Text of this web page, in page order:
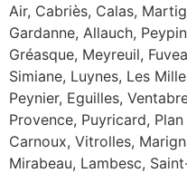
Air, Cabriès, Calas,
Gardanne, Allauch,
Gréasque, Meyreuil,
Simiane, Luynes, Les
Peynier, Eguilles,
Provence, Puyricard,
Carnoux, Vitrolles,
Mirabeau, Lambesc,